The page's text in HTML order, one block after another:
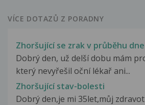
VÍCE DOTAZŮ Z PORADNY
Zhoršující se zrak v průběhu dne
Dobrý den, už delší dobu mám
který nevyřešil oční lékař ani...
Zhoršující stav-bolesti
Dobrý den,je mi 35let,můj